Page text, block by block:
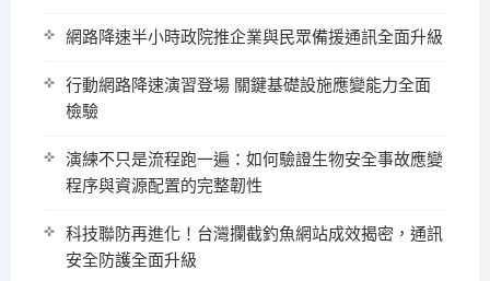
網路降速半小時政院推企業與民眾備援通訊全面升級
行動網路降速演習登場 關鍵基礎設施應變能力全面
檢驗
演練不只是流程跑一遍：如何驗證生物安全事故應變
程序與資源配置的完整韌性
科技聯防再進化！台灣攔截釣魚網站成效揭密，通訊
安全防護全面升級